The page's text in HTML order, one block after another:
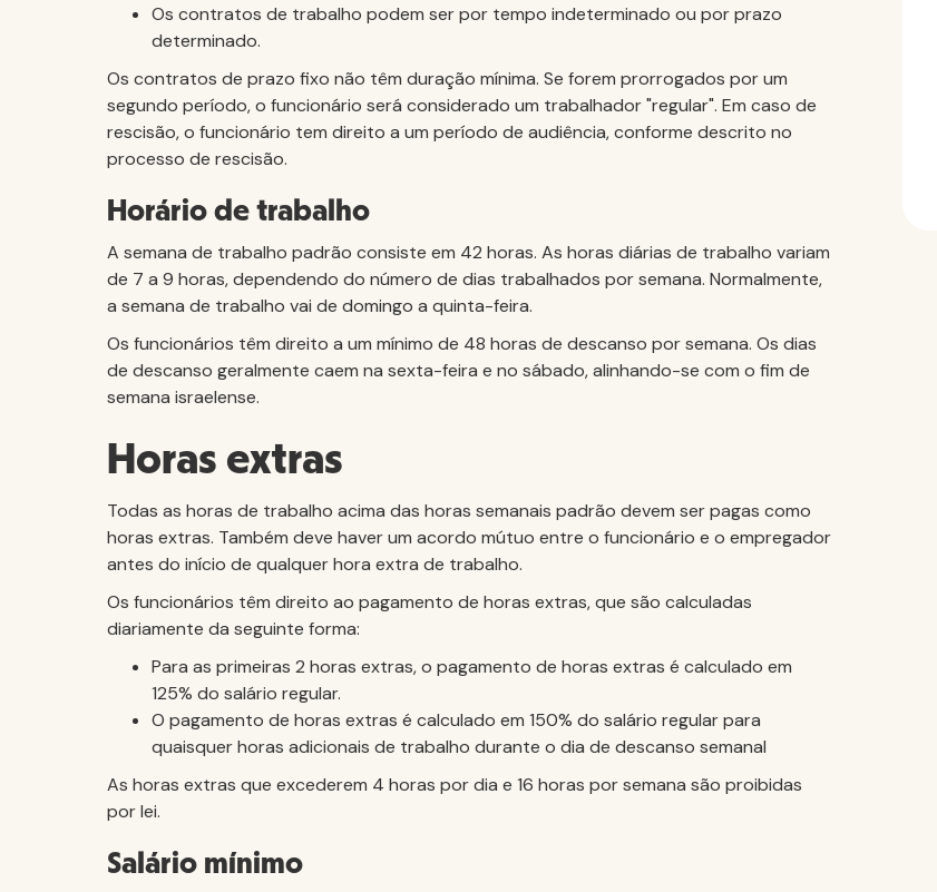
Os contratos de trabalho podem ser por tempo indeterminado ou por prazo
determinado.
Os contratos de prazo fixo não têm duração mínima. Se forem prorrogados por um
segundo período, o funcionário será considerado um trabalhador "regular". Em caso de
rescisão, o funcionário tem direito a um período de audiência, conforme descrito no
processo de rescisão.
Horário de trabalho
A semana de trabalho padrão consiste em 42 horas. As horas diárias de trabalho variam
de 7 a 9 horas, dependendo do número de dias trabalhados por semana. Normalmente,
a semana de trabalho vai de domingo a quinta-feira.
Os funcionários têm direito a um mínimo de 48 horas de descanso por semana. Os dias
de descanso geralmente caem na sexta-feira e no sábado, alinhando-se com o fim de
semana israelense.
Horas extras
Todas as horas de trabalho acima das horas semanais padrão devem ser pagas como
horas extras. Também deve haver um acordo mútuo entre o funcionário e o empregador
antes do início de qualquer hora extra de trabalho.
Os funcionários têm direito ao pagamento de horas extras, que são calculadas
diariamente da seguinte forma:
Para as primeiras 2 horas extras, o pagamento de horas extras é calculado em
125% do salário regular.
O pagamento de horas extras é calculado em 150% do salário regular para
quaisquer horas adicionais de trabalho durante o dia de descanso semanal
As horas extras que excederem 4 horas por dia e 16 horas por semana são proibidas
por lei.
Salário mínimo